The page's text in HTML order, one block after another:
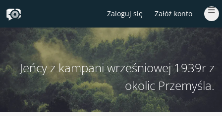
line43:DOMDocument::loadHTML(): htmlParseEntityRef: expecting ';' in Entity, line: 13
Zaloguj się Załóż konto
Jeńcy z kampani wrześniowej 1939r z
okolic Przemyśla.